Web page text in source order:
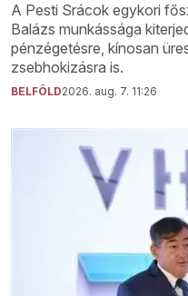
A Pesti Srácok egykori
Balázs munkássága
pénzégetésre, kínosan
zsebhokizásra is.
BELFÖLD2026. aug. 7. 11:26